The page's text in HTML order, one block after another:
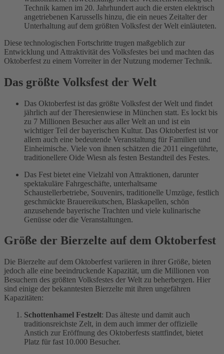
Technik kamen im 20. Jahrhundert auch die ersten elektrisch
angetriebenen Karussells hinzu, die ein neues Zeitalter der
Unterhaltung auf dem größten Volksfest der Welt einläuteten.
Diese technologischen Fortschritte trugen maßgeblich zur
Entwicklung und Attraktivität des Volksfestes bei und machten das
Oktoberfest zu einem Vorreiter in der Nutzung moderner Technik.
Das größte Volksfest der Welt
Das Oktoberfest ist das größte Volksfest der Welt und findet
jährlich auf der Theresienwiese in München statt. Es lockt bis
zu 7 Millionen Besucher aus aller Welt an und ist ein
wichtiger Teil der bayerischen Kultur. Das Oktoberfest ist vor
allem auch eine bedeutende Veranstaltung für Familien und
Einheimische. Viele von ihnen schätzen die 2011 eingeführte,
traditionellere Oide Wiesn als festen Bestandteil des Festes.
Das Fest bietet eine Vielzahl von Attraktionen, darunter
spektakuläre Fahrgeschäfte, unterhaltsame
Schaustellerbetriebe, Souvenirs, traditionelle Umzüge, festlich
geschmückte Brauereikutschen, Blaskapellen, schön
anzusehende bayerische Trachten und viele kulinarische
Genüsse oder die Veranstaltungen.
Größe der Bierzelte auf dem Oktoberfest
Die Bierzelte auf dem Oktoberfest variieren in ihrer Größe, bieten
jedoch alle eine beeindruckende Kapazität, um die Millionen von
Besuchern des größten Volksfestes der Welt zu beherbergen. Hier
sind einige der bekanntesten Bierzelte mit ihren ungefähren
Kapazitäten:
Schottenhamel Festzelt: Das älteste und damit auch
traditionsreichste Zelt, in dem auch immer der offizielle
Anstich zur Eröffnung des Oktoberfests stattfindet, bietet
Platz für fast 10.000 Besucher.